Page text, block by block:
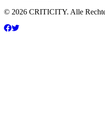
© 2026 CRITICITY. Alle